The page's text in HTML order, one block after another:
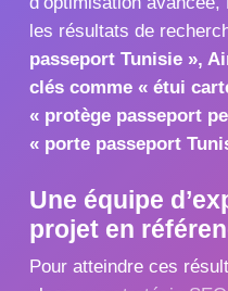
les résultats de
passeport Tunisie »,
clés comme « étui
« protège passeport
« porte passeport
Une équipe
projet en
Pour atteindre ces